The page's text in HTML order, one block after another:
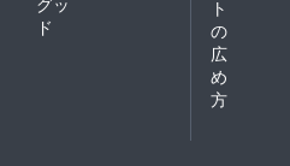
ド
ト
の
広
め
方